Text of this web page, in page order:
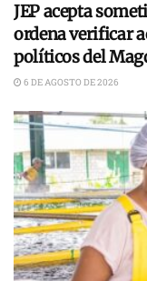
JEP acepta
ordena verificar
políticos del
6 DE AGOSTO DE 2026